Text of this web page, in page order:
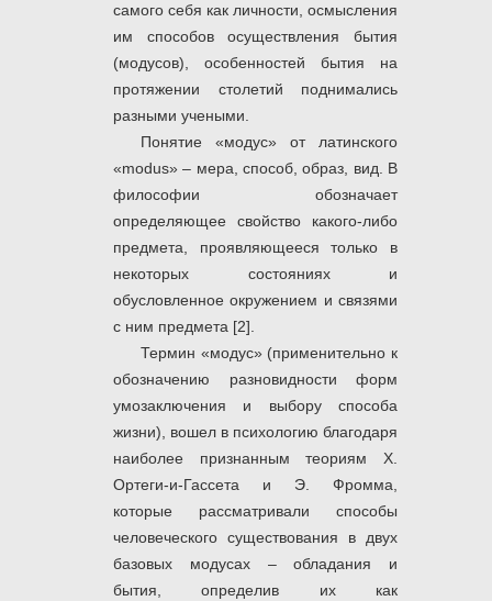
самого себя как личности, осмысления
им способов осуществления бытия
(модусов), особенностей бытия на
протяжении столетий поднимались
разными учеными.
Понятие «модус» от латинского
«modus» – мера, способ, образ, вид. В
философии обозначает
определяющее свойство какого-либо
предмета, проявляющееся только в
некоторых состояниях и
обусловленное окружением и связями
с ним предмета [2].
Термин «модус» (применительно к
обозначению разновидности форм
умозаключения и выбору способа
жизни), вошел в психологию благодаря
наиболее признанным теориям X.
Ортеги-и-Гассета и Э. Фромма,
которые рассматривали способы
человеческого существования в двух
базовых модусах – обладания и
бытия, определив их как